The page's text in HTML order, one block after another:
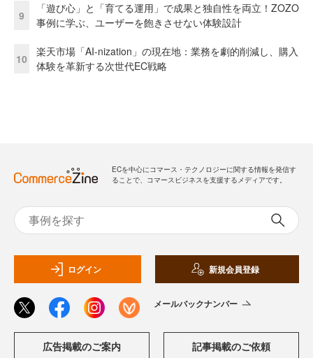
9
「遊び心」と「育てる運用」で成果と独自性を両立！ZOZO
事例に学ぶ、ユーザーを飽きさせない体験設計
10
楽天市場「AI-nization」の現在地：業務を劇的削減し、購入
体験を革新する次世代EC戦略
ECを中心にコマース・テクノロジーに関する情報を発信す
ることで、コマースビジネスを支援するメディアです。
ログイン 新規会員登録
メールバックナンバー
広告掲載のご案内 記事掲載のご依頼